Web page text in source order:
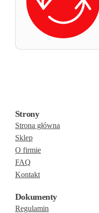
Strony
Strona główna
Sklep
O firmie
FAQ
Kontakt
Dokumenty
Regulamin